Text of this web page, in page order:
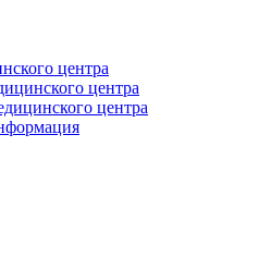
центра
центра
центра